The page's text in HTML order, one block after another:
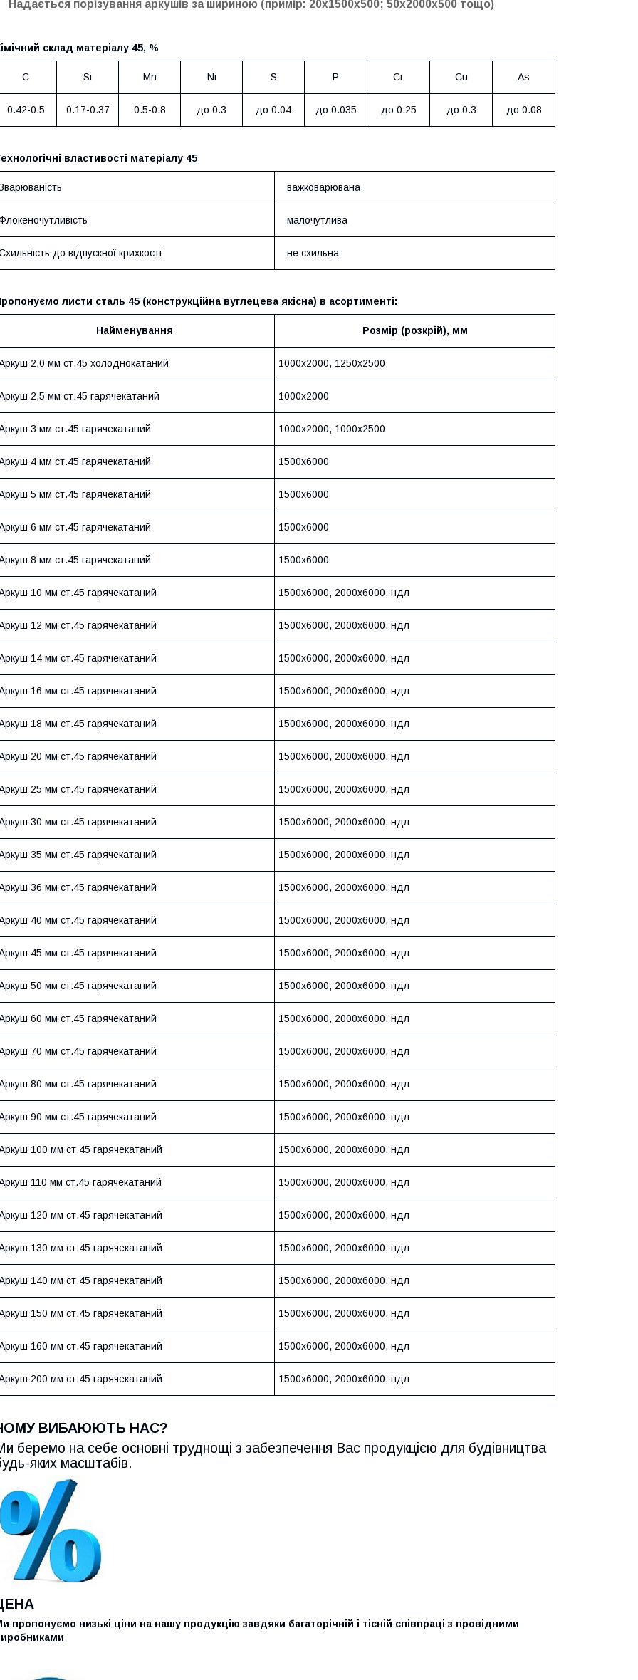
Надається порізування аркушів за шириною (примір: 20х1500х500; 50х2000х500 тощо)
склад матеріалу 45, %
C Si Mn Ni S P Cr Cu As
0.42-0.5 0.17-0.37 0.5-0.8 до 0.3 до 0.04 до 0.035 до 0.25 до 0.3 до 0.08
властивості матеріалу 45
важковарювана
малочутлива
до відпускної крихкості не схильна
листи сталь 45 (конструкційна вуглецева якісна) в асортименті:
Найменування Розмір (розкрій), мм
2,0 мм ст.45 холоднокатаний 1000х2000, 1250х2500
2,5 мм ст.45 гарячекатаний 1000х2000
3 мм ст.45 гарячекатаний 1000х2000, 1000х2500
4 мм ст.45 гарячекатаний 1500х6000
5 мм ст.45 гарячекатаний 1500х6000
6 мм ст.45 гарячекатаний 1500х6000
8 мм ст.45 гарячекатаний 1500х6000
10 мм ст.45 гарячекатаний 1500х6000, 2000х6000, ндл
12 мм ст.45 гарячекатаний 1500х6000, 2000х6000, ндл
14 мм ст.45 гарячекатаний 1500х6000, 2000х6000, ндл
16 мм ст.45 гарячекатаний 1500х6000, 2000х6000, ндл
18 мм ст.45 гарячекатаний 1500х6000, 2000х6000, ндл
20 мм ст.45 гарячекатаний 1500х6000, 2000х6000, ндл
25 мм ст.45 гарячекатаний 1500х6000, 2000х6000, ндл
30 мм ст.45 гарячекатаний 1500х6000, 2000х6000, ндл
35 мм ст.45 гарячекатаний 1500х6000, 2000х6000, ндл
36 мм ст.45 гарячекатаний 1500х6000, 2000х6000, ндл
40 мм ст.45 гарячекатаний 1500х6000, 2000х6000, ндл
45 мм ст.45 гарячекатаний 1500х6000, 2000х6000, ндл
50 мм ст.45 гарячекатаний 1500х6000, 2000х6000, ндл
60 мм ст.45 гарячекатаний 1500х6000, 2000х6000, ндл
70 мм ст.45 гарячекатаний 1500х6000, 2000х6000, ндл
80 мм ст.45 гарячекатаний 1500х6000, 2000х6000, ндл
90 мм ст.45 гарячекатаний 1500х6000, 2000х6000, ндл
100 мм ст.45 гарячекатаний 1500х6000, 2000х6000, ндл
110 мм ст.45 гарячекатаний 1500х6000, 2000х6000, ндл
120 мм ст.45 гарячекатаний 1500х6000, 2000х6000, ндл
130 мм ст.45 гарячекатаний 1500х6000, 2000х6000, ндл
140 мм ст.45 гарячекатаний 1500х6000, 2000х6000, ндл
150 мм ст.45 гарячекатаний 1500х6000, 2000х6000, ндл
160 мм ст.45 гарячекатаний 1500х6000, 2000х6000, ндл
200 мм ст.45 гарячекатаний 1500х6000, 2000х6000, ндл
ВИБАЮЮТЬ НАС?
беремо на себе основні труднощі з забезпечення Вас продукцією для будівництва
яких масштабів.
пропонуємо низькі ціни на нашу продукцію завдяки багаторічній і тісній співпраці з провідними